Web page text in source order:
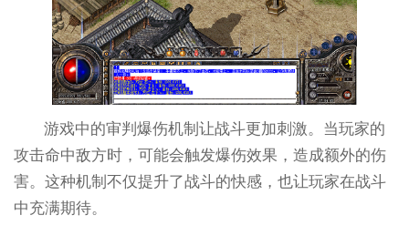
游戏中的审判爆伤机制让战斗更加刺激。当玩家的
攻击命中敌方时，可能会触发爆伤效果，造成额外的伤
害。这种机制不仅提升了战斗的快感，也让玩家在战斗
中充满期待。